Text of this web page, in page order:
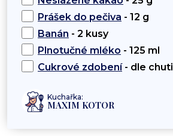
Prášek do pečiva - 12 g
Banán - 2 kusy
Plnotučné mléko - 125 ml
Cukrové zdobení- dle chuti
Kuchařka:
MAXIM KOTOR